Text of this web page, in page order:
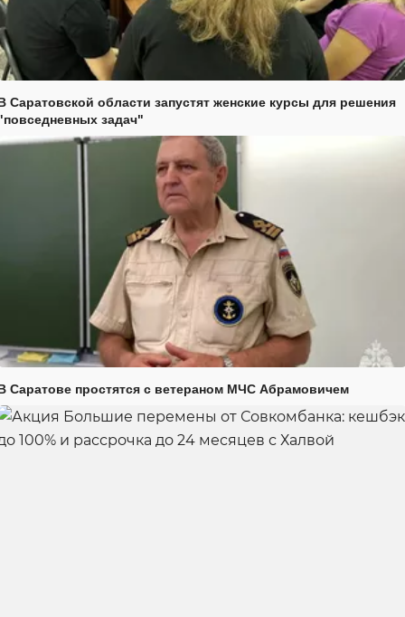
Саратовской области запустят женские курсы для решения
задач"
Саратове простятся с ветераном МЧС Абрамовичем